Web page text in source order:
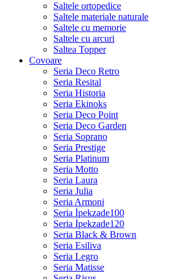
Saltele ortopedice
Saltele materiale naturale
Saltele cu memorie
Saltele cu arcuri
Saltea Topper
Covoare
Seria Deco Retro
Seria Resital
Seria Historia
Seria Ekinoks
Seria Deco Point
Seria Deco Garden
Seria Soprano
Seria Prestige
Seria Platinum
Seria Motto
Seria Laura
Seria Julia
Seria Armoni
Seria İpekzade100
Seria İpekzade120
Seria Black & Brown
Seria Esiliva
Seria Legro
Seria Matisse